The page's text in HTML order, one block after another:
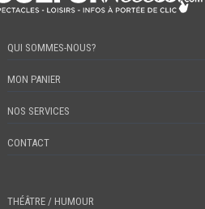
QUI SOMMES-NOUS?
MON PANIER
NOS SERVICES
CONTACT
THÉÂTRE / HUMOUR